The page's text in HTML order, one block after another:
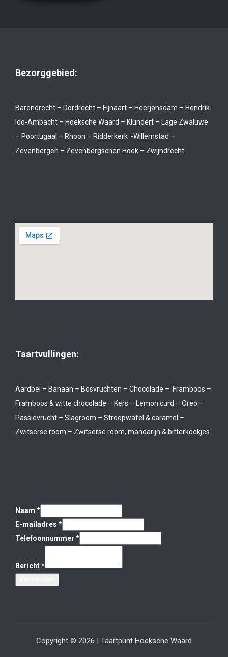
Bezorggebied:
Barendrecht – Dordrecht – Fijnaart – Heerjansdam – Hendrik-
Ido-Ambacht – Hoeksche Waard – Klundert – Lage Zwaluwe
– Poortugaal – Rhoon – Ridderkerk -Willemstad –
Zevenbergen – Zevenbergschen Hoek – Zwijndrecht
Taartvullingen:
Aardbei – Banaan – Bosvruchten – Chocolade – Framboos –
Framboos & witte chocolade – Kers – Lemon curd – Oreo –
Passievrucht – Slagroom – Stroopwafel & caramel –
Zwitserse room – Zwitserse room, mandarijn & bitterkoekjes
Naam *
E-mailadres *
Telefoonnummer *
Bericht*
Copyright © 2026 | Taartpunt Hoeksche Waard